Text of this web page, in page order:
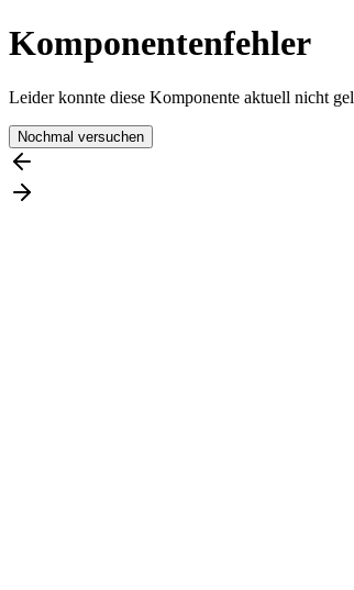
Komponentenfehler
Leider konnte diese Komponente aktuell nicht
Nochmal versuchen